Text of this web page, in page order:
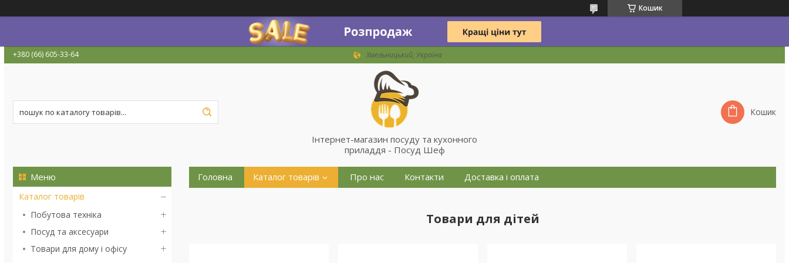
Кошик
+380 (66) 605-33-64 Хмельницький, Україна
Інтернет-магазин посуду та кухонного
приладдя - Посуд Шеф
Кошик
Каталог товарів
Побутова техніка
Посуд та аксесуари
Товари для дому і офісу
Головна Каталог товарів Про нас Контакти Доставка і оплата
Товари для дітей